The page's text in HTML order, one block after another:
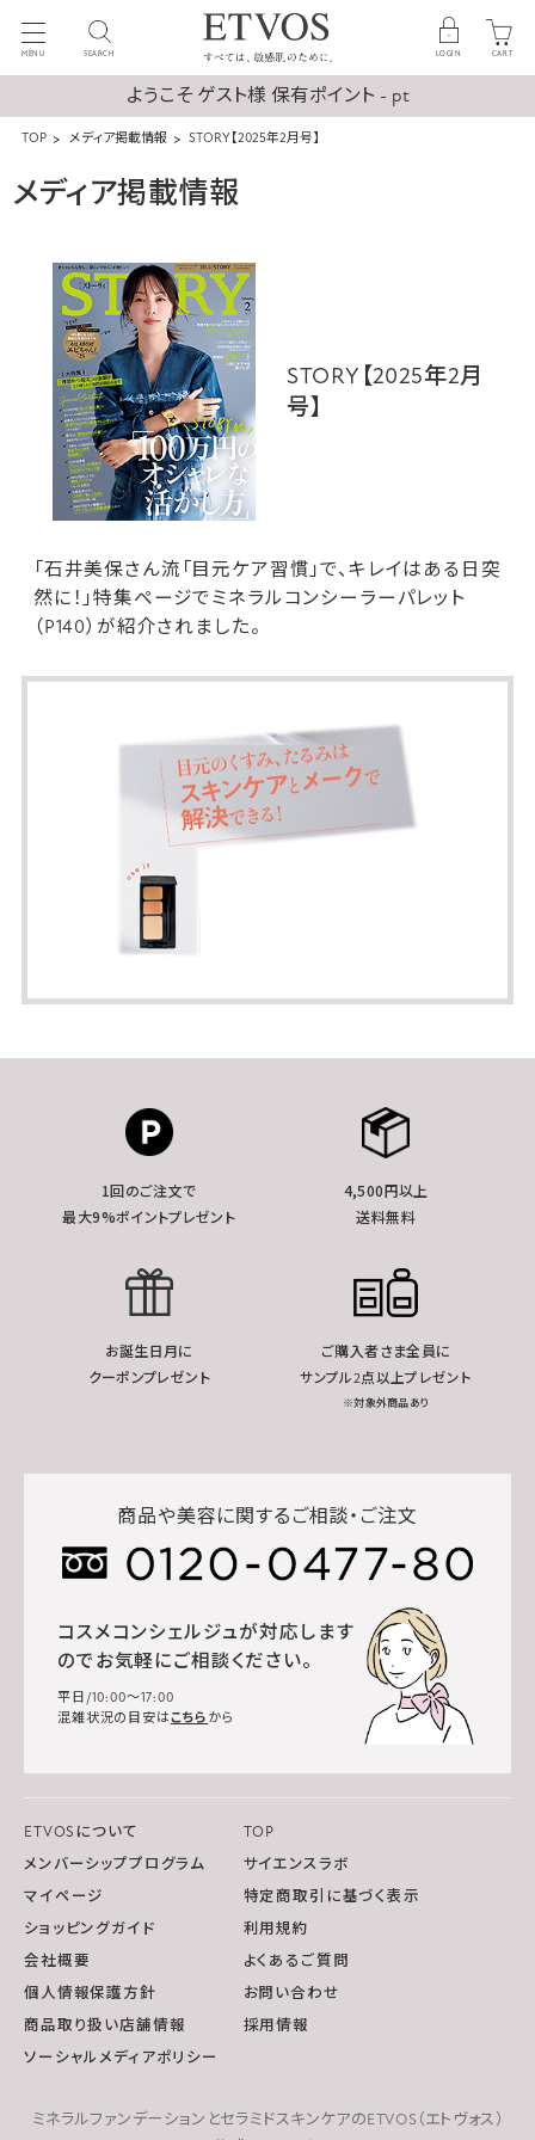
MENU SEARCH LOGIN CART
ようこそ ゲスト様 保有ポイント - pt
TOP メディア掲載情報 STORY【2025年2月号】
メディア掲載情報
STORY【2025年2月
号】
「石井美保さん流「目元ケア習慣」で、キレイはある日突
然に！」特集ページでミネラルコンシーラーパレット
（P140）が紹介されました。
1回のご注文で
最大9%ポイントプレゼント
4,500円以上
送料無料
お誕生日月に
クーポンプレゼント
ご購入者さま全員に
サンプル2点以上プレゼント
※対象外商品あり
商品や美容に関するご相談・ご注文
コスメコンシェルジュが対応します
のでお気軽にご相談ください。
平日/10:00～17:00
混雑状況の目安はこちら から
ETVOSについて
TOP
メンバーシッププログラム
サイエンスラボ
マイページ
特定商取引に基づく表示
ショッピングガイド
利用規約
会社概要
よくあるご質問
個人情報保護方針
お問い合わせ
商品取り扱い店舗情報
採用情報
ソーシャルメディアポリシー
ミネラルファンデーションとセラミドスキンケアのETVOS（エトヴォス）